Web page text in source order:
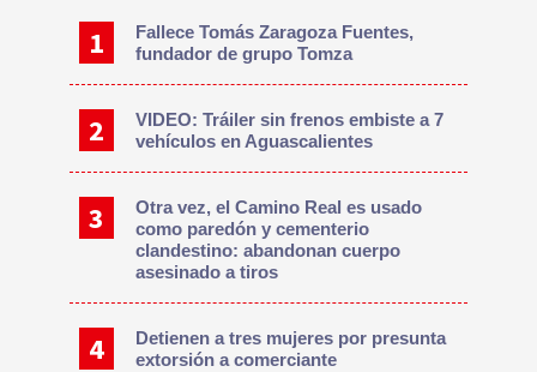
Fallece Tomás Zaragoza Fuentes,
fundador de grupo Tomza
VIDEO: Tráiler sin frenos embiste a 7
vehículos en Aguascalientes
Otra vez, el Camino Real es usado
como paredón y cementerio
clandestino: abandonan cuerpo
asesinado a tiros
Detienen a tres mujeres por presunta
extorsión a comerciante